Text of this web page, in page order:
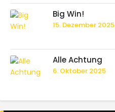
Big Win!
15. Dezember 2025
Alle Achtung
6. Oktober 2025